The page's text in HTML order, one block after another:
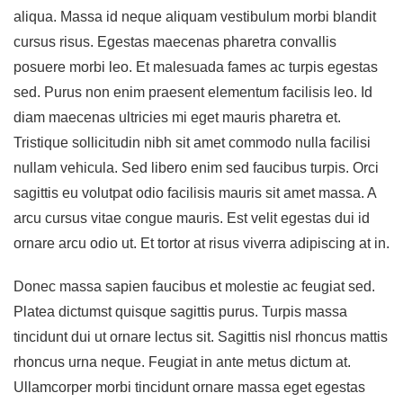
aliqua. Massa id neque aliquam vestibulum morbi blandit
cursus risus. Egestas maecenas pharetra convallis
posuere morbi leo. Et malesuada fames ac turpis egestas
sed. Purus non enim praesent elementum facilisis leo. Id
diam maecenas ultricies mi eget mauris pharetra et.
Tristique sollicitudin nibh sit amet commodo nulla facilisi
nullam vehicula. Sed libero enim sed faucibus turpis. Orci
sagittis eu volutpat odio facilisis mauris sit amet massa. A
arcu cursus vitae congue mauris. Est velit egestas dui id
ornare arcu odio ut. Et tortor at risus viverra adipiscing at in.
Donec massa sapien faucibus et molestie ac feugiat sed.
Platea dictumst quisque sagittis purus. Turpis massa
tincidunt dui ut ornare lectus sit. Sagittis nisl rhoncus mattis
rhoncus urna neque. Feugiat in ante metus dictum at.
Ullamcorper morbi tincidunt ornare massa eget egestas